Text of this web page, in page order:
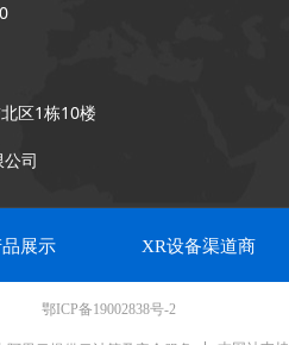
区1栋10楼
司
品展示 XR设备渠道商
鄂ICP备19002838号-2